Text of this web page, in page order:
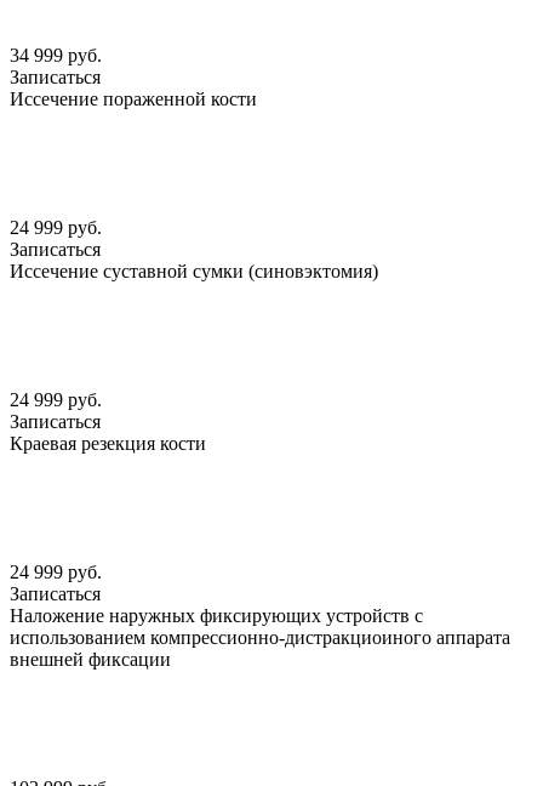
34 999 руб.
Записаться
Иссечение пораженной кости
24 999 руб.
Записаться
Иссечение суставной сумки (синовэктомия)
24 999 руб.
Записаться
Краевая резекция кости
24 999 руб.
Записаться
Наложение наружных фиксирующих устройств с
использованием компрессионно-дистракциоиного аппарата
внешней фиксации